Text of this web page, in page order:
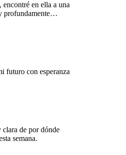
en ella a una
profundamente
futuro con esperanza
de por dónde
semana.